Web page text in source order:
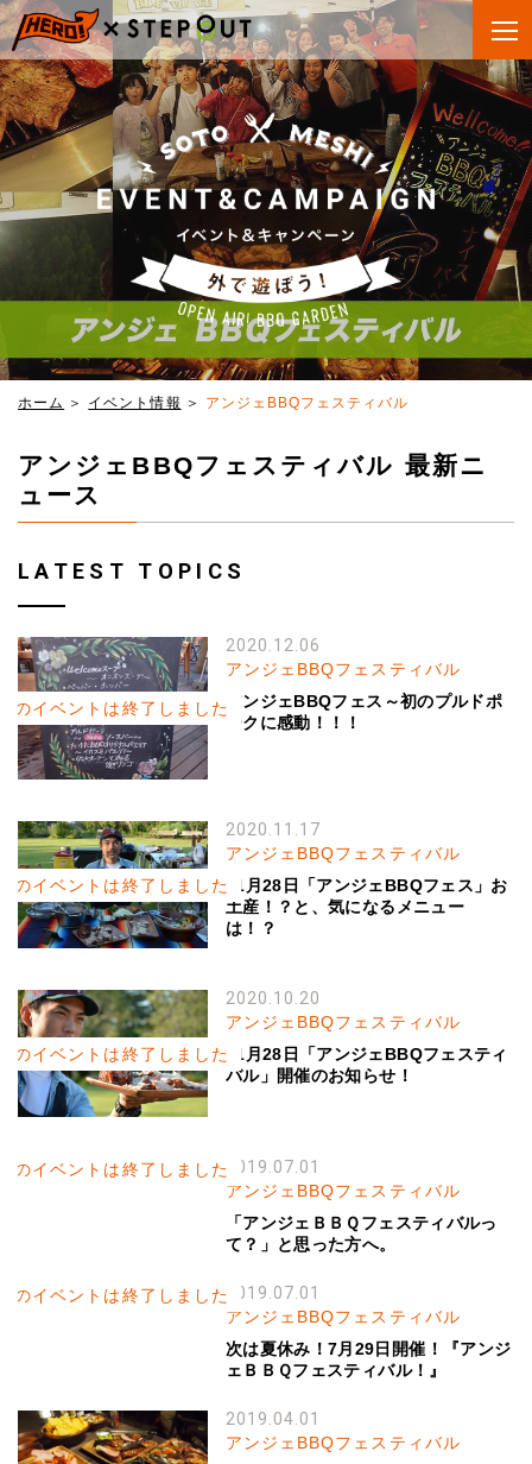
ホーム イベント情報 アンジェBBQフェスティバル
アンジェBBQフェスティバル 最新ニ
ュース
LATEST TOPICS
のイベントは終了しました
2020.12.06
アンジェBBQフェスティバル
アンジェBBQフェス～初のプルドポ
ークに感動！！！
のイベントは終了しました
2020.11.17
アンジェBBQフェスティバル
11月28日「アンジェBBQフェス」お
土産！？と、気になるメニュー
は！？
のイベントは終了しました
2020.10.20
アンジェBBQフェスティバル
11月28日「アンジェBBQフェスティ
バル」開催のお知らせ！
のイベントは終了しました2019.07.01
アンジェBBQフェスティバル
「アンジェＢＢＱフェスティバルっ
て？」と思った方へ。
のイベントは終了しました2019.07.01
アンジェBBQフェスティバル
次は夏休み！7月29日開催！『アンジ
ェＢＢＱフェスティバル！』
2019.04.01
アンジェBBQフェスティバル